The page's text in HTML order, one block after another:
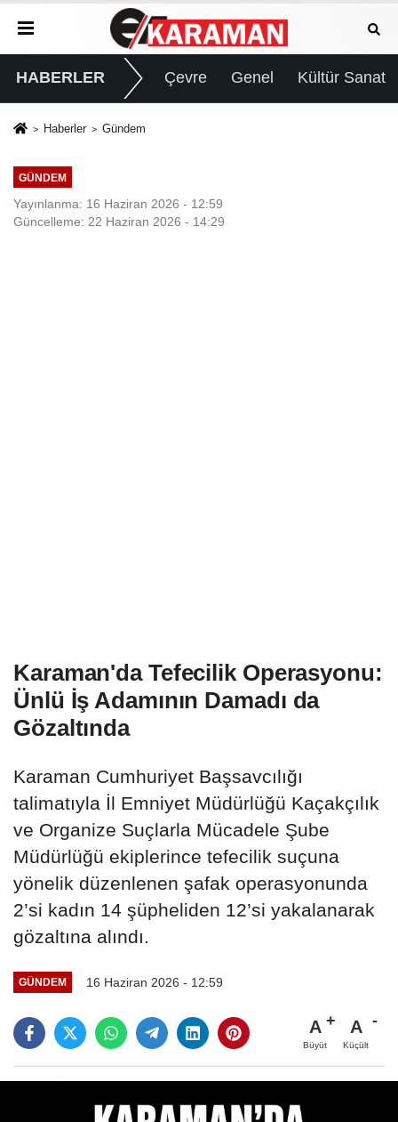
HABERLER Çevre Genel Kültür Sanat
Haberler Gündem
GÜNDEM
Yayınlanma: 16 Haziran 2026 - 12:59
Güncelleme: 22 Haziran 2026 - 14:29
Karaman'da Tefecilik Operasyonu:
Ünlü İş Adamının Damadı da
Gözaltında
Karaman Cumhuriyet Başsavcılığı
talimatıyla İl Emniyet Müdürlüğü Kaçakçılık
ve Organize Suçlarla Mücadele Şube
Müdürlüğü ekiplerince tefecilik suçuna
yönelik düzenlenen şafak operasyonunda
2’si kadın 14 şüpheliden 12’si yakalanarak
gözaltına alındı.
GÜNDEM 16 Haziran 2026 - 12:59
A
Büyüt
A
Küçült